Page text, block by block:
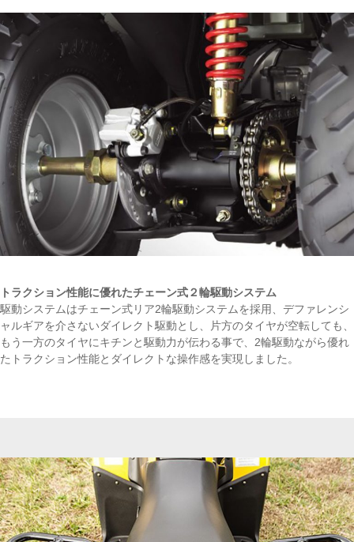
トラクション性能に優れたチェーン式２輪駆動システム
駆動システムはチェーン式リア2輪駆動システムを採用、デファレンシ
ャルギアを介さないダイレクト駆動とし、片方のタイヤが空転しても、
もう一方のタイヤにキチンと駆動力が伝わる事で、2輪駆動ながら優れ
たトラクション性能とダイレクトな操作感を実現しました。